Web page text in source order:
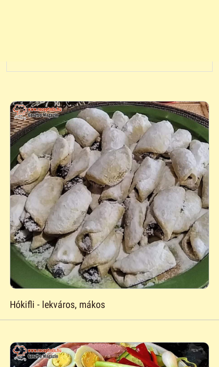
Hókifli - lekváros, mákos